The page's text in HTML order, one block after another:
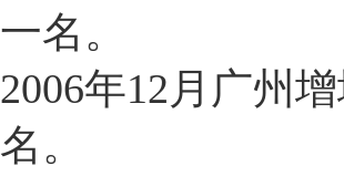
一名。
2006年12月广州
名。